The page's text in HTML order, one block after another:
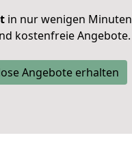
in nur wenigen Minuten
kostenfreie Angebote.
Angebote erhalten